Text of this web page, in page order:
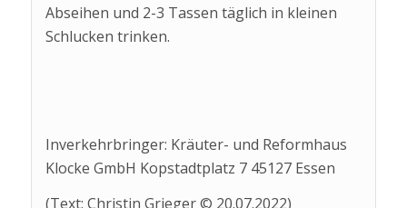
Abseihen und 2-3 Tassen täglich in kleinen
Schlucken trinken.
Inverkehrbringer: Kräuter- und Reformhaus
Klocke GmbH Kopstadtplatz 7 45127 Essen
(Text: Christin Grieger © 20.07.2022)